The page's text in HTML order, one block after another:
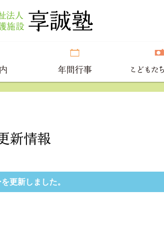
更新しました。